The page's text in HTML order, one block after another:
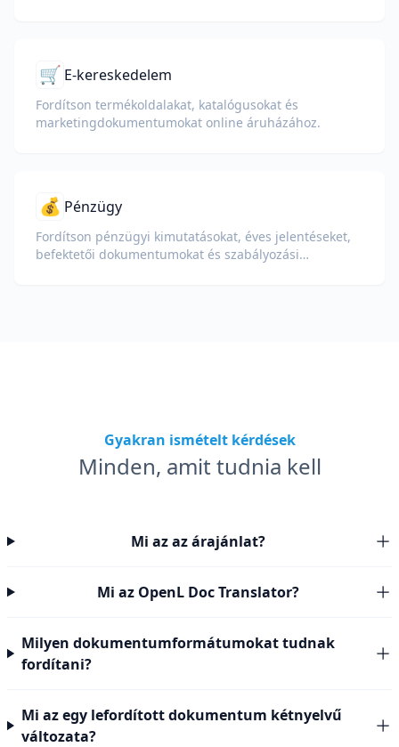
🛒 E-kereskedelem
Fordítson termékoldalakat, katalógusokat és
marketingdokumentumokat online áruházához.
💰 Pénzügy
Fordítson pénzügyi kimutatásokat, éves jelentéseket,
befektetői dokumentumokat és szabályozási
Gyakran ismételt kérdések
Minden, amit tudnia kell
Mi az az árajánlat?
Mi az OpenL Doc Translator?
Milyen dokumentumformátumokat tudnak
fordítani?
Mi az egy lefordított dokumentum kétnyelvű
változata?